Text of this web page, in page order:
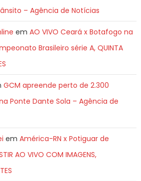
– Agência de Notícias
em AO VIVO Ceará x Botafogo na
Brasileiro série A, QUINTA
GCM apreende perto de 2.300
Ponte Dante Sola – Agência de
em América-RN x Potiguar de
AO VIVO COM IMAGENS,